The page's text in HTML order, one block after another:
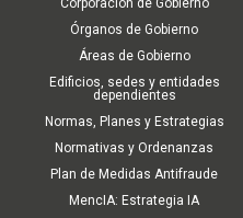
Corporación de Gobierno
Órganos de Gobierno
Áreas de Gobierno
Edificios, sedes y entidades
dependientes
Normas, Planes y Estrategias
Normativas y Ordenanzas
Plan de Medidas Antifraude
MencIA: Estrategia IA